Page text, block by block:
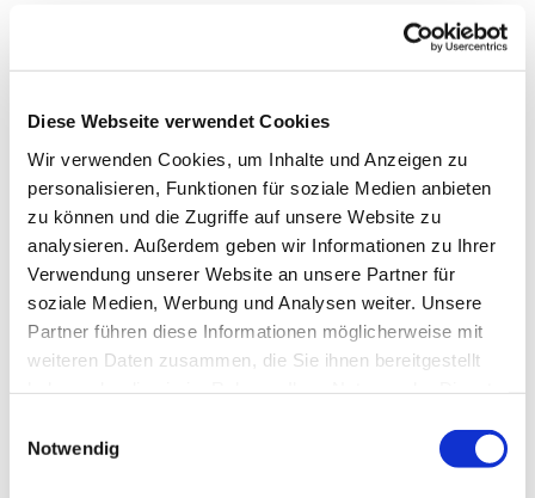
Diese Webseite verwendet Cookies
Wir verwenden Cookies, um Inhalte und Anzeigen zu
personalisieren, Funktionen für soziale Medien anbieten
zu können und die Zugriffe auf unsere Website zu
analysieren. Außerdem geben wir Informationen zu Ihrer
Verwendung unserer Website an unsere Partner für
soziale Medien, Werbung und Analysen weiter. Unsere
Partner führen diese Informationen möglicherweise mit
weiteren Daten zusammen, die Sie ihnen bereitgestellt
Notwendig
Kontakt: